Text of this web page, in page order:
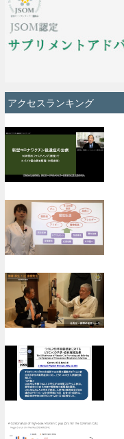
アクセスランキング